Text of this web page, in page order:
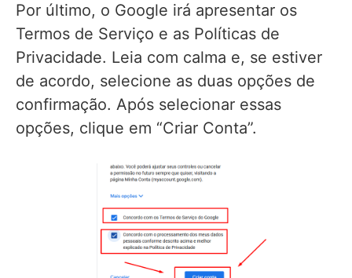
Por último, o Google irá apresentar os
Termos de Serviço e as Políticas de
Privacidade. Leia com calma e, se estiver
de acordo, selecione as duas opções de
confirmação. Após selecionar essas
opções, clique em “Criar Conta”.